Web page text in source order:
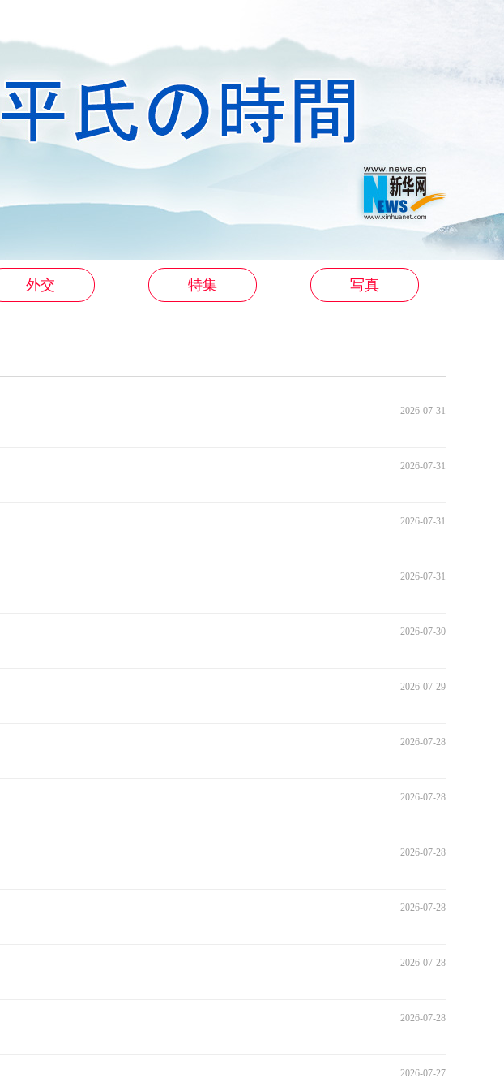
外交 特集 写真
2026-07-31
2026-07-31
2026-07-31
2026-07-31
2026-07-30
2026-07-29
2026-07-28
2026-07-28
2026-07-28
2026-07-28
2026-07-28
2026-07-28
2026-07-27